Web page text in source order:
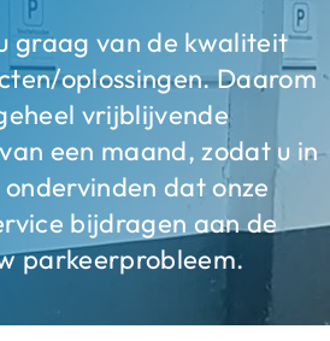
graag van de kwaliteit
oplossingen. Daarom
vrijblijvende
een maand, zodat u in
dat onze
bijdragen aan de
parkeerprobleem.